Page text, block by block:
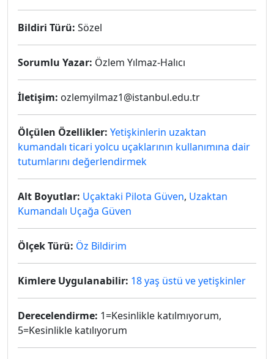
Bildiri Türü: Sözel
Sorumlu Yazar: Özlem Yılmaz-Halıcı
İletişim: ozlemyilmaz1@istanbul.edu.tr
Ölçülen Özellikler: Yetişkinlerin uzaktan
kumandalı ticari yolcu uçaklarının kullanımına dair
tutumlarını değerlendirmek
Alt Boyutlar: Uçaktaki Pilota Güven, Uzaktan
Kumandalı Uçağa Güven
Ölçek Türü: Öz Bildirim
Kimlere Uygulanabilir: 18 yaş üstü ve yetişkinler
Derecelendirme: 1=Kesinlikle katılmıyorum,
5=Kesinlikle katılıyorum